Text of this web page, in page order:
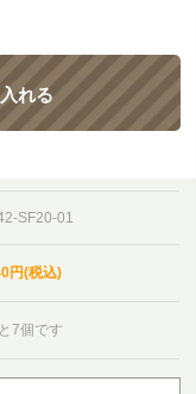
れる
SF20-01
円(税込)
7個です